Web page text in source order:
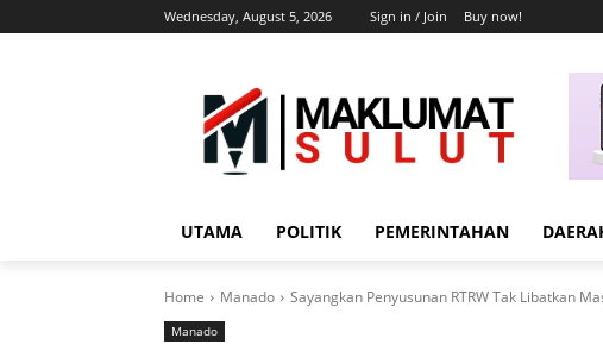
Wednesday, August 5, 2026 Sign in / Join Buy now!
UTAMA POLITIK PEMERINTAHAN
Home Manado Sayangkan Penyusunan RTRW Tak Libatkan
Manado